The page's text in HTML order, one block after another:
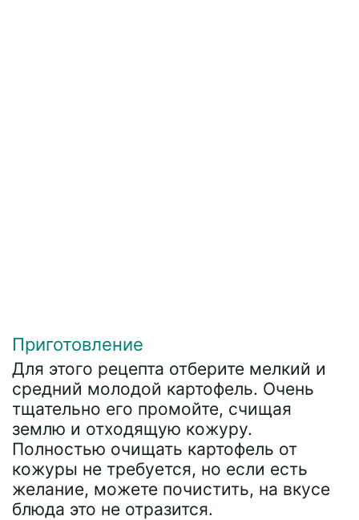
Приготовление
Для этого рецепта отберите мелкий и
средний молодой картофель. Очень
тщательно его промойте, счищая
землю и отходящую кожуру.
Полностью очищать картофель от
кожуры не требуется, но если есть
желание, можете почистить, на вкусе
блюда это не отразится.